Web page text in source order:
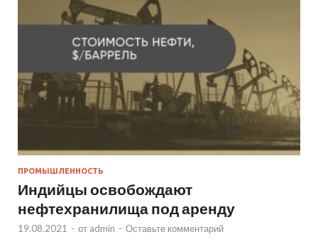
ПРОМЫШЛЕННОСТЬ
Индийцы освобождают
нефтехранилища под аренду
19.08.2021 - от admin - Оставьте комментарий